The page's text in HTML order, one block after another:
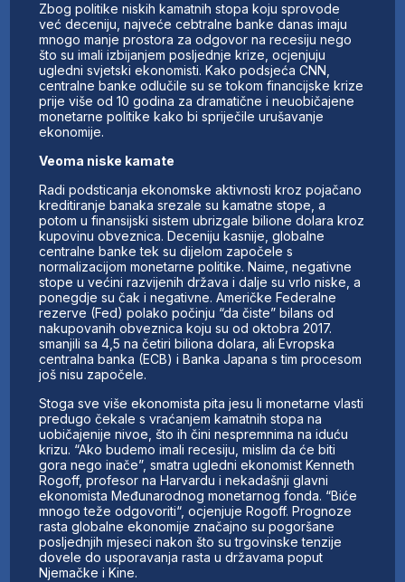
Zbog politike niskih kamatnih stopa koju sprovode
već deceniju, najveće cebtralne banke danas imaju
mnogo manje prostora za odgovor na recesiju nego
što su imali izbijanjem posljednje krize, ocjenjuju
ugledni svjetski ekonomisti. Kako podsjeća CNN,
centralne banke odlučile su se tokom financijske krize
prije više od 10 godina za dramatične i neuobičajene
monetarne politike kako bi spriječile urušavanje
ekonomije.
Veoma niske kamate
Radi podsticanja ekonomske aktivnosti kroz pojačano
kreditiranje banaka srezale su kamatne stope, a
potom u finansijski sistem ubrizgale bilione dolara kroz
kupovinu obveznica. Deceniju kasnije, globalne
centralne banke tek su dijelom započele s
normalizacijom monetarne politike. Naime, negativne
stope u većini razvijenih država i dalje su vrlo niske, a
ponegdje su čak i negativne. Američke Federalne
rezerve (Fed) polako počinju “da čiste” bilans od
nakupovanih obveznica koju su od oktobra 2017.
smanjili sa 4,5 na četiri biliona dolara, ali Evropska
centralna banka (ECB) i Banka Japana s tim procesom
još nisu započele.
Stoga sve više ekonomista pita jesu li monetarne vlasti
predugo čekale s vraćanjem kamatnih stopa na
uobičajenije nivoe, što ih čini nespremnima na iduću
krizu. “Ako budemo imali recesiju, mislim da će biti
gora nego inače”, smatra ugledni ekonomist Kenneth
Rogoff, profesor na Harvardu i nekadašnji glavni
ekonomista Međunarodnog monetarnog fonda. “Biće
mnogo teže odgovoriti“, ocjenjuje Rogoff. Prognoze
rasta globalne ekonomije značajno su pogoršane
posljednjih mjeseci nakon što su trgovinske tenzije
dovele do usporavanja rasta u državama poput
Njemačke i Kine.